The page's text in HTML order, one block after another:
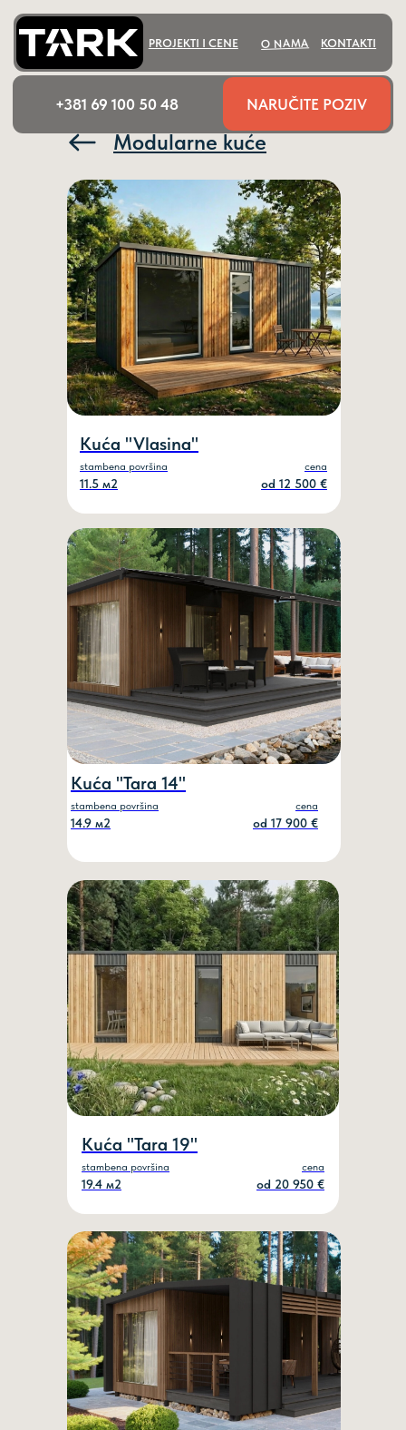
PROJEKTI I CENE
NARUČITE POZIV
+381 69 100 50 48
Kuća "Vlasina"
stambena površina
11.5 м2
cena
od 12 500 €
Kuća "Tara 14"
stambena površina
14.9 м2
cena
od 17 900 €
Kuća "Tara 19"
stambena površina
19.4 м2
cena
od 20 950 €
Modularne kuće